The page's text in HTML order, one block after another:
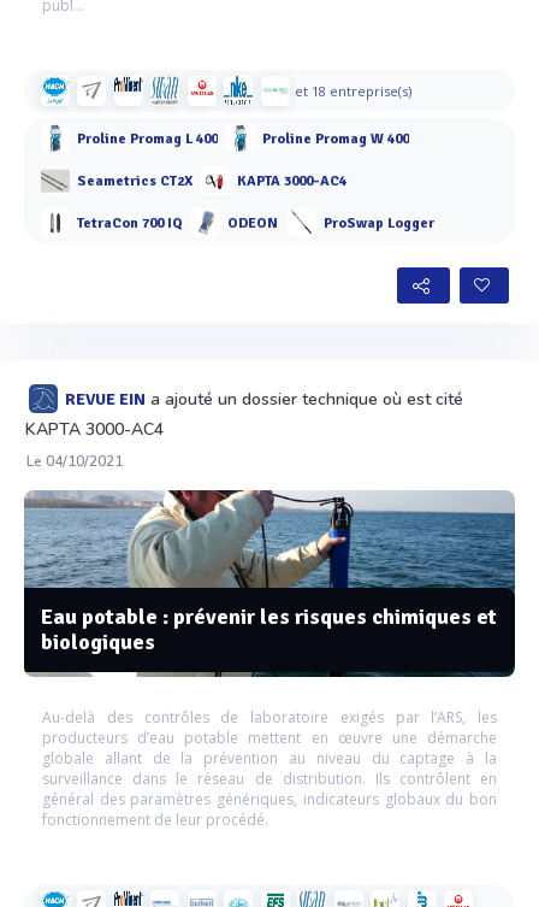
publ...
et 18 entreprise(s)
Proline Promag L 400 Proline Promag W 400
Seametrics CT2X KAPTA 3000-AC4
TetraCon 700 IQ ODEON ProSwap Logger
REVUE EIN a ajouté un dossier technique où est cité
KAPTA 3000-AC4
Le 04/10/2021
Eau potable : prévenir les risques chimiques et
biologiques
Au-delà des contrôles de laboratoire exigés par l’ARS, les
producteurs d’eau potable mettent en œuvre une démarche
globale allant de la prévention au niveau du captage à la
surveillance dans le réseau de distribution. Ils contrôlent en
général des paramètres génériques, indicateurs globaux du bon
fonctionnement de leur procédé.